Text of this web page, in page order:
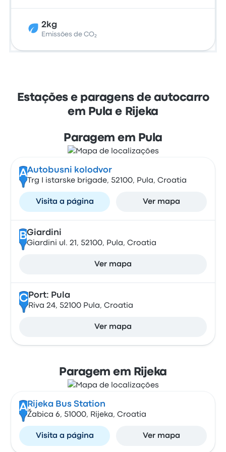
2kg
Emissões de CO₂
Estações e paragens de autocarro
em Pula e Rijeka
Paragem em Pula
AAutobusni kolodvor
Trg I istarske brigade, 52100, Pula, Croatia
Visita a página Ver mapa
BGiardini
Giardini ul. 21, 52100, Pula, Croatia
Ver mapa
CPort: Pula
Riva 24, 52100 Pula, Croatia
Ver mapa
Paragem em Rijeka
A Rijeka Bus Station
Žabica 6, 51000, Rijeka, Croatia
Visita a página Ver mapa